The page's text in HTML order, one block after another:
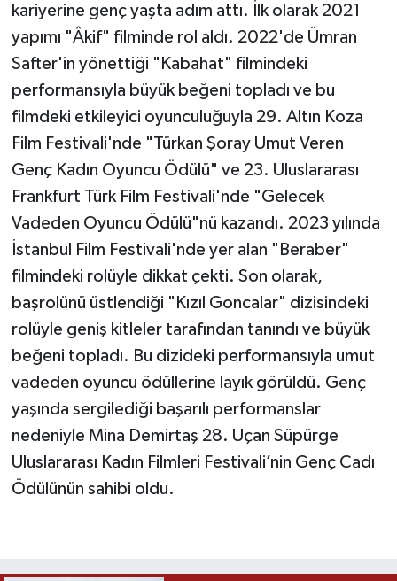
kariyerine genç yaşta adım attı. İlk olarak 2021
yapımı "Âkif" filminde rol aldı. 2022'de Ümran
Safter'in yönettiği "Kabahat" filmindeki
performansıyla büyük beğeni topladı ve bu
filmdeki etkileyici oyunculuğuyla 29. Altın Koza
Film Festivali'nde "Türkan Şoray Umut Veren
Genç Kadın Oyuncu Ödülü" ve 23. Uluslararası
Frankfurt Türk Film Festivali'nde "Gelecek
Vadeden Oyuncu Ödülü"nü kazandı. 2023 yılında
İstanbul Film Festivali'nde yer alan "Beraber"
filmindeki rolüyle dikkat çekti. Son olarak,
başrolünü üstlendiği "Kızıl Goncalar" dizisindeki
rolüyle geniş kitleler tarafından tanındı ve büyük
beğeni topladı. Bu dizideki performansıyla umut
vadeden oyuncu ödüllerine layık görüldü. Genç
yaşında sergilediği başarılı performanslar
nedeniyle Mina Demirtaş 28. Uçan Süpürge
Uluslararası Kadın Filmleri Festivali’nin Genç Cadı
Ödülünün sahibi oldu.